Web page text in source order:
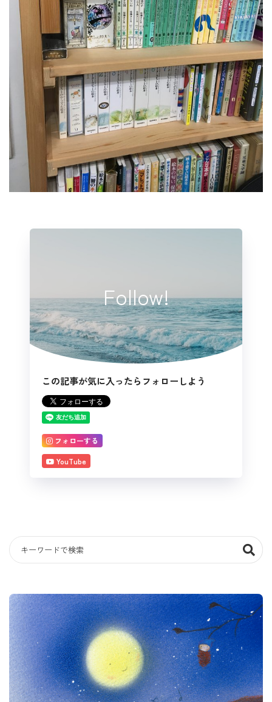
Follow!
この記事が気に入ったらフォローしよう
フォローする
YouTube